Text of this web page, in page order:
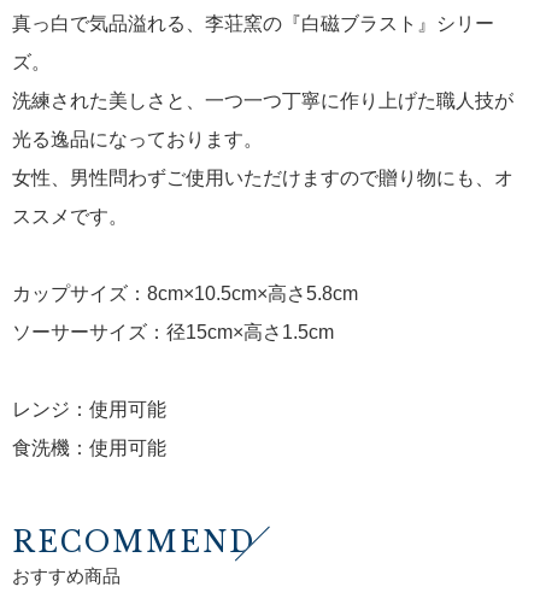
真っ白で気品溢れる、李荘窯の『白磁ブラスト』シリー
ズ。
洗練された美しさと、一つ一つ丁寧に作り上げた職人技が
光る逸品になっております。
女性、男性問わずご使用いただけますので贈り物にも、オ
ススメです。
カップサイズ：8cm×10.5cm×高さ5.8cm
ソーサーサイズ：径15cm×高さ1.5cm
レンジ：使用可能
食洗機：使用可能
RECOMMEND
おすすめ商品